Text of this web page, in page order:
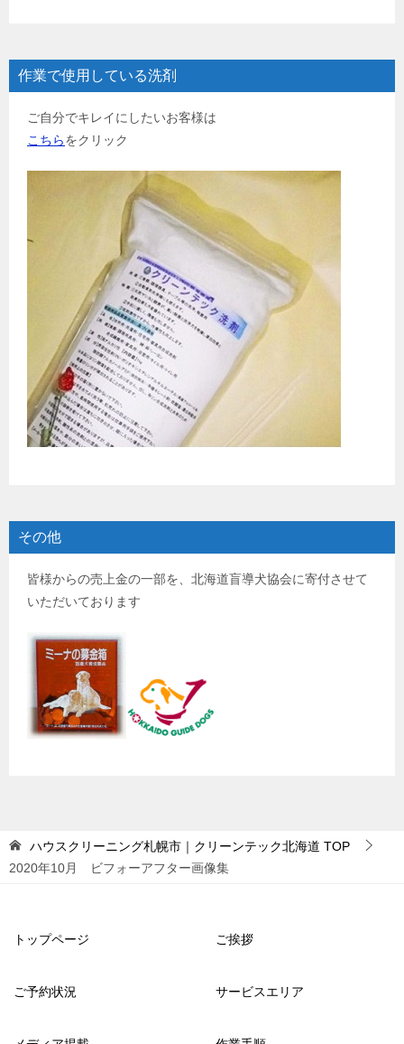
作業で使用している洗剤
ご自分でキレイにしたいお客様は
こちらをクリック
その他
皆様からの売上金の一部を、北海道盲導犬協会に寄付させて
いただいております
ハウスクリーニング札幌市｜クリーンテック北海道 TOP
2020年10月 ビフォーアフター画像集
トップページ ご挨拶
ご予約状況 サービスエリア